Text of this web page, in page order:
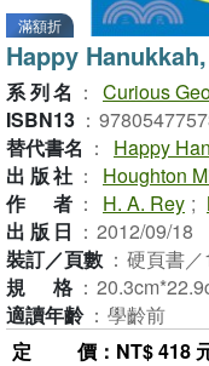
滿額折
Happy
系列名 ： Curious
ISBN13 ：
替代書名 ： Happy
出版社 ：
Houghton
作者 ： H. A. Rey ;
出版日 ： 2012/09/18
裝訂／頁數 ： 硬頁書
規格 ：
適讀年齡 ： 學齡前
定價 ：NT$ 418